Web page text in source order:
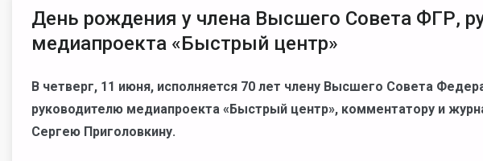
День рождения у члена Высшего Совета ФГР,
медиапроекта «Быстрый центр»
В четверг, 11 июня, исполняется 70 лет члену Высшего Совета
руководителю медиапроекта «Быстрый центр», комментатору и
Сергею Приголовкину.